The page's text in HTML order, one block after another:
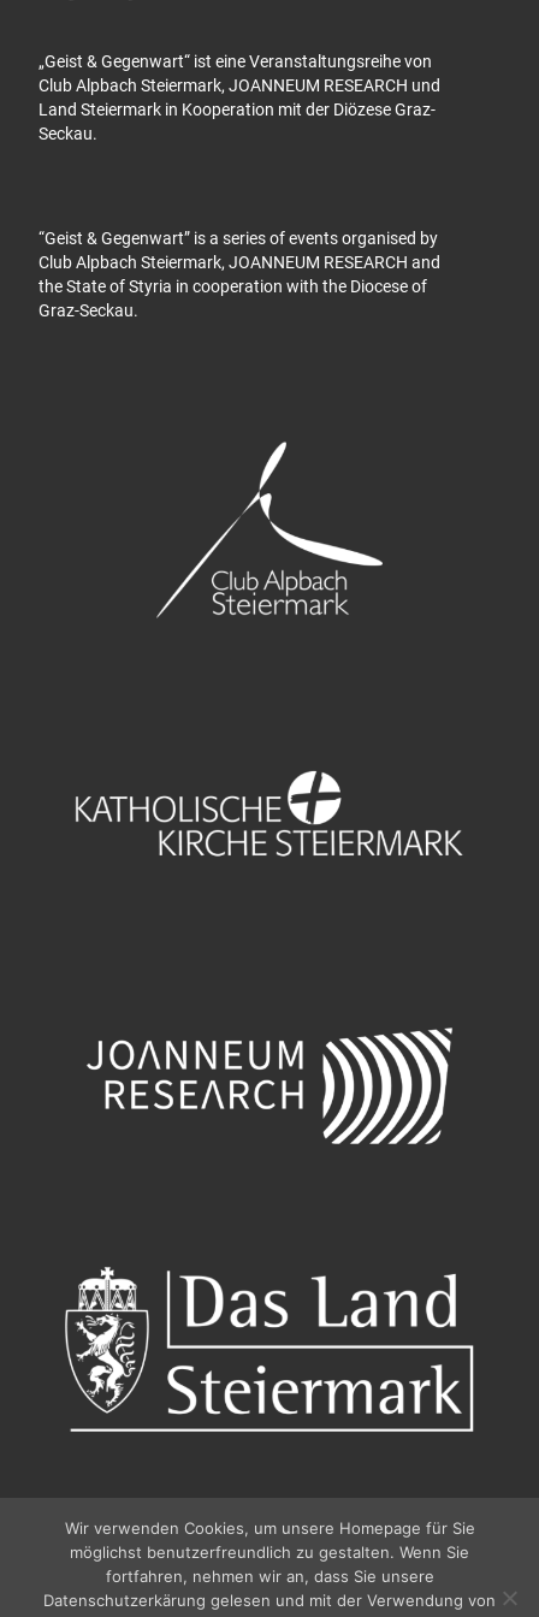
„Geist & Gegenwart“ ist eine Veranstaltungsreihe von
Club Alpbach Steiermark, JOANNEUM RESEARCH und
Land Steiermark in Kooperation mit der Diözese Graz-
Seckau.
“Geist & Gegenwart” is a series of events organised by
Club Alpbach Steiermark, JOANNEUM RESEARCH and
the State of Styria in cooperation with the Diocese of
Graz-Seckau.
© 2026 Pfingstdialog 2026 – Alle Rechte vorbehalten
Wir verwenden Cookies, um unsere Homepage für Sie
möglichst benutzerfreundlich zu gestalten. Wenn Sie
fortfahren, nehmen wir an, dass Sie unsere
Datenschutzerkärung gelesen und mit der Verwendung von